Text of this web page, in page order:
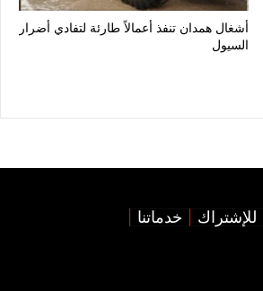
أشغال همدان تنفذ أعمالاً طارئة لتفادي أضرار
السيول
للإشتراك
خدماتنا